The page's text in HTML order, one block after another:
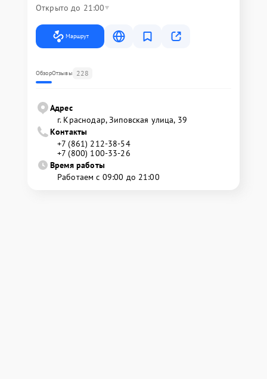
Открыто до 21:00
Маршрут
ОбзорОтзывы 228
Адрес
г. Краснодар, Зиповская улица, 39
Контакты
+7 (861) 212-38-54
+7 (800) 100-33-26
Время работы
Работаем с 09:00 до 21:00